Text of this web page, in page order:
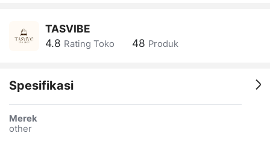
TASVIBE
4.8 Rating Toko 48 Produk
Spesifikasi
Merek
other